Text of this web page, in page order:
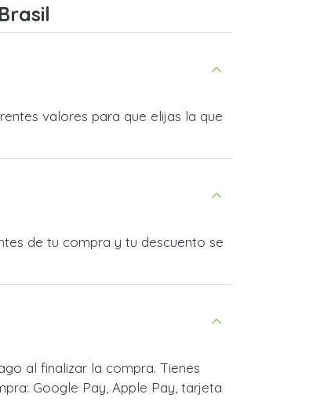
valores para que elijas la que
de tu compra y tu descuento se
al finalizar la compra. Tienes
Google Pay, Apple Pay, tarjeta